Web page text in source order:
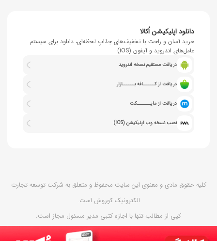
دانلود اپلیکیشن اُکالا
خرید آسان و راحت با تخفیف‌های جذابِ لحظه‌ای، دانلود برای سیستم
عامل‌های اندروید و آیفون (iOS)
دریافت مستقیم نسخه اندروید
دریافت از کــــــافه بــــــازار
دریافت از مایـــــــکت
نصب نسخه وب اپلیکیشن (IOS)
کلیه حقوق مادی و معنوی این سایت محفوظ و متعلق به شرکت توسعه تجارت
الکترونیک کوروش است.
کپی از مطالب تنها با اجازه کتبی مدیر مسئول مجاز است.